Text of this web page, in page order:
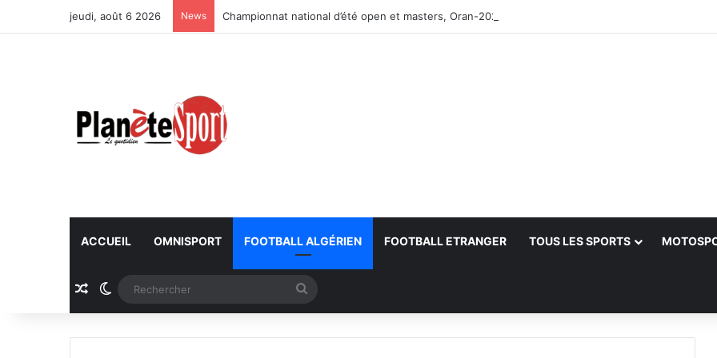
jeudi, août 6 2026 News Championnat national d’été open et masters, Oran-2026 — Le CRB s’adjuge le titre
ACCUEIL OMNISPORT FOOTBALL ALGÉRIEN FOOTBALL ETRANGER TOUS LES SPORTS
Article Aléatoire
Switch skin